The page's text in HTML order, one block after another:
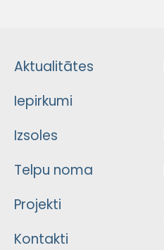
Aktualitātes
Iepirkumi
Izsoles
Telpu noma
Projekti
Kontakti